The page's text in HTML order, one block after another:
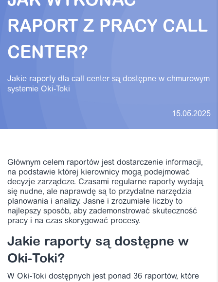
15.05.2025
RAPORT Z PRACY CALL
CENTER?
Jakie raporty dla call center są dostępne w chmurowym
systemie Oki-Toki
Głównym celem raportów jest dostarczenie informacji,
na podstawie której kierownicy mogą podejmować
decyzje zarządcze. Czasami regularne raporty wydają
się nudne, ale naprawdę są to przydatne narzędzia
planowania i analizy. Jasne i zrozumiałe liczby to
najlepszy sposób, aby zademonstrować skuteczność
pracy i na czas skorygować procesy.
Jakie raporty są dostępne w
Oki-Toki?
W Oki-Toki dostępnych jest ponad 36 raportów, które